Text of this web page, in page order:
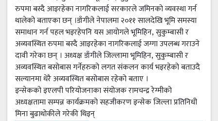
रुपमा बस्दै आइरहेका नागरिकलाई सरकारले जमिनको व्यवस्था गर्न
थालेको बताएका छन् ।डाँगीले नेपालमा २०११ सालदेखि भूमि समस्या
समाधान गर्न पहल भइरहेपनि यस आयोगले भूमिहिन, सुकुम्बासी र
अव्यवस्थित रुपमा बस्दै आइरहेका नागरिकलाई जग्गा उपलब्ध गराउने
दावी गरेका छन् । अध्यक्ष डाँगीले जिल्लामा भूमिहिन, सुकुम्बासी र
अव्यवस्थित बसोबास गर्नेहरुको लगत संकलन कार्य भइरहेको बताउदै
सल्यानमा धेरै अव्यवस्थित बसोबास रहेको बताए ।
इन्सेकको इएलपी परियोजनाका संयोजक रामचन्द्र रेग्मीको
अध्यक्षतामा सम्पन्न कार्यक्रमको सहजीकरण इन्सेक जिल्ला प्रतिनिधी
मिना बुढाथोकीले गरेकी थिइन्